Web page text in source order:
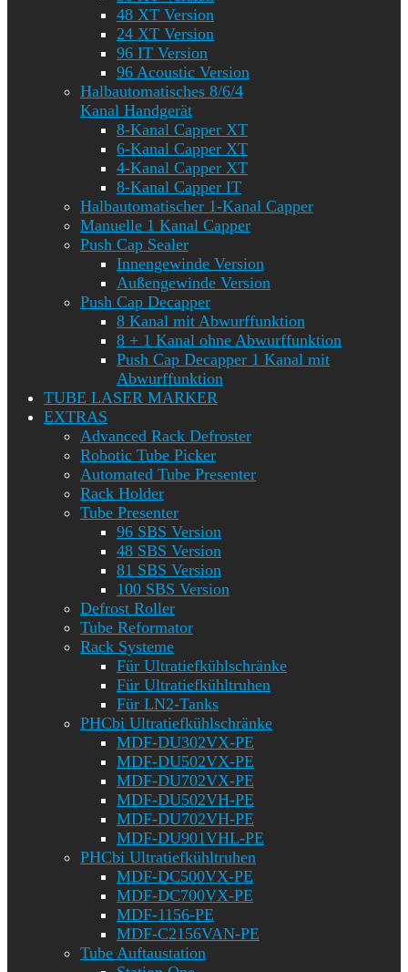
48 XT Version
24 XT Version
96 IT Version
96 Acoustic Version
Halbautomatisches 8/6/4
Kanal Handgerät
8-Kanal Capper XT
6-Kanal Capper XT
4-Kanal Capper XT
8-Kanal Capper IT
Halbautomatischer 1-Kanal Capper
Manuelle 1 Kanal Capper
Push Cap Sealer
Innengewinde Version
Außengewinde Version
Push Cap Decapper
8 Kanal mit Abwurffunktion
8 + 1 Kanal ohne Abwurffunktion
Push Cap Decapper 1 Kanal mit
Abwurffunktion
TUBE LASER MARKER
EXTRAS
Advanced Rack Defroster
Robotic Tube Picker
Automated Tube Presenter
Rack Holder
Tube Presenter
96 SBS Version
48 SBS Version
81 SBS Version
100 SBS Version
Defrost Roller
Tube Reformator
Rack Systeme
Für Ultratiefkühlschränke
Für Ultratiefkühltruhen
Für LN2-Tanks
PHCbi Ultratiefkühlschränke
MDF-DU302VX-PE
MDF-DU502VX-PE
MDF-DU702VX-PE
MDF-DU502VH-PE
MDF-DU702VH-PE
MDF-DU901VHL-PE
PHCbi Ultratiefkühltruhen
MDF-DC500VX-PE
MDF-DC700VX-PE
MDF-1156-PE
MDF-C2156VAN-PE
Tube Auftaustation